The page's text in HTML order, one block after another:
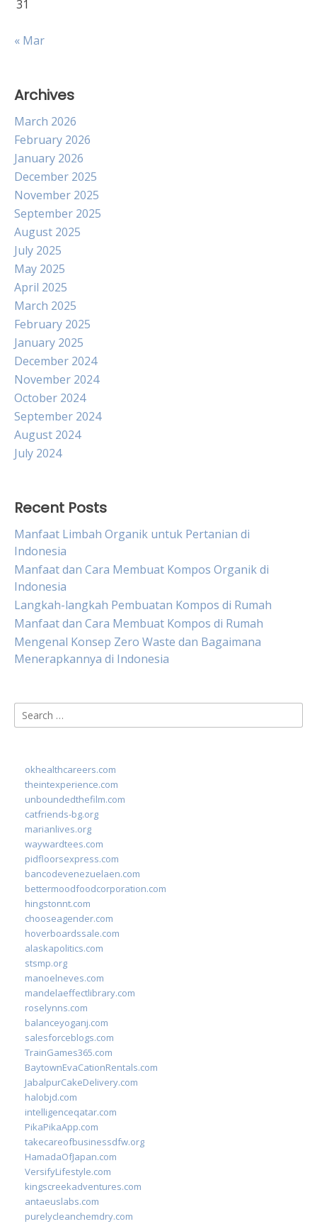
31
« Mar
Archives
March 2026
February 2026
January 2026
December 2025
November 2025
September 2025
August 2025
July 2025
May 2025
April 2025
March 2025
February 2025
January 2025
December 2024
November 2024
October 2024
September 2024
August 2024
July 2024
Recent Posts
Manfaat Limbah Organik untuk Pertanian di
Indonesia
Manfaat dan Cara Membuat Kompos Organik di
Indonesia
Langkah-langkah Pembuatan Kompos di Rumah
Manfaat dan Cara Membuat Kompos di Rumah
Mengenal Konsep Zero Waste dan Bagaimana
Menerapkannya di Indonesia
Search
for:
okhealthcareers.com
theintexperience.com
unboundedthefilm.com
catfriends-bg.org
marianlives.org
waywardtees.com
pidfloorsexpress.com
bancodevenezuelaen.com
bettermoodfoodcorporation.com
hingstonnt.com
chooseagender.com
hoverboardssale.com
alaskapolitics.com
stsmp.org
manoelneves.com
mandelaeffectlibrary.com
roselynns.com
balanceyoganj.com
salesforceblogs.com
TrainGames365.com
BaytownEvaCationRentals.com
JabalpurCakeDelivery.com
halobjd.com
intelligenceqatar.com
PikaPikaApp.com
takecareofbusinessdfw.org
HamadaOfJapan.com
VersifyLifestyle.com
kingscreekadventures.com
antaeuslabs.com
purelycleanchemdry.com